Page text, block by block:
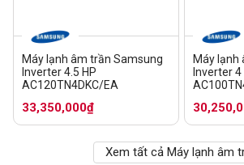
Máy lạnh âm trần Samsung
Inverter 4.5 HP
AC120TN4DKC/EA
33,350,000₫
Máy lạnh
Inverter 4
Xem tất cả Máy lạnh âm